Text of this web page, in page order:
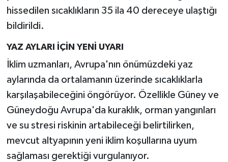
hissedilen sıcaklıkların 35 ila 40 dereceye ulaştığı
bildirildi.
YAZ AYLARI İÇİN YENİ UYARI
İklim uzmanları, Avrupa'nın önümüzdeki yaz
aylarında da ortalamanın üzerinde sıcaklıklarla
karşılaşabileceğini öngörüyor. Özellikle Güney ve
Güneydoğu Avrupa'da kuraklık, orman yangınları
ve su stresi riskinin artabileceği belirtilirken,
mevcut altyapının yeni iklim koşullarına uyum
sağlaması gerektiği vurgulanıyor.